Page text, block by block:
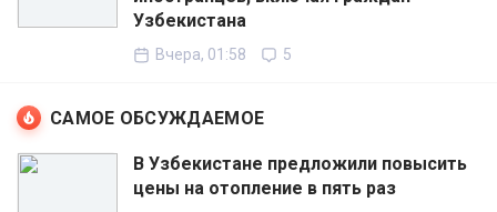
Узбекистана
Вчера, 01:58 5
САМОЕ ОБСУЖДАЕМОЕ
В Узбекистане предложили повысить
цены на отопление в пять раз